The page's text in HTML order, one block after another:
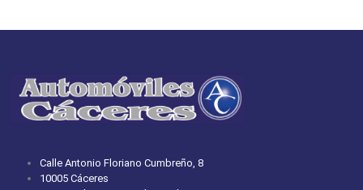
Calle Antonio Floriano Cumbreño, 8
10005 Cáceres